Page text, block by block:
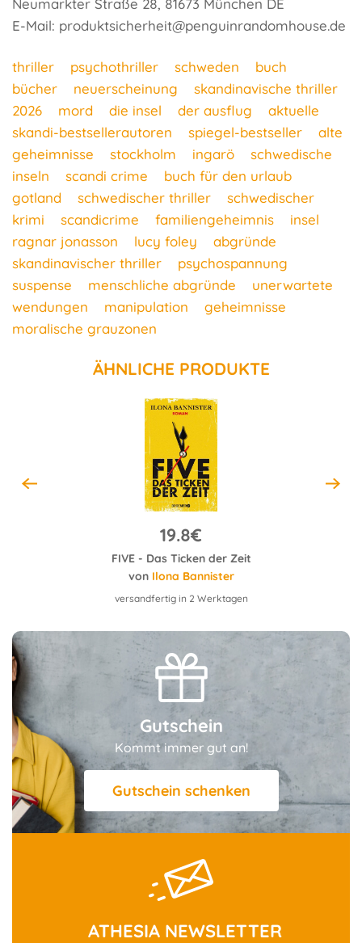
Neumarkter Straße 28, 81673 München DE
E-Mail: produktsicherheit@penguinrandomhouse.de
thriller psychothriller schweden
buch
bücher
neuerscheinung
skandinavische thriller
2026
mord die insel der ausflug
aktuelle
skandi-bestsellerautoren
spiegel-bestseller
alte
geheimnisse
stockholm ingarö
schwedische
inseln
scandi crime
buch für den urlaub
gotland
schwedischer thriller
schwedischer
krimi
scandicrime familiengeheimnis
insel
ragnar jonasson
lucy foley
abgründe
skandinavischer thriller
psychospannung
suspense
menschliche abgründe
unerwartete
wendungen
manipulation
geheimnisse
moralische grauzonen
ÄHNLICHE PRODUKTE
19.8€
FIVE - Das Ticken der Zeit
von Ilona Bannister
versandfertig in 2 Werktagen
Gutschein
Kommt immer gut an!
Gutschein schenken
ATHESIA NEWSLETTER